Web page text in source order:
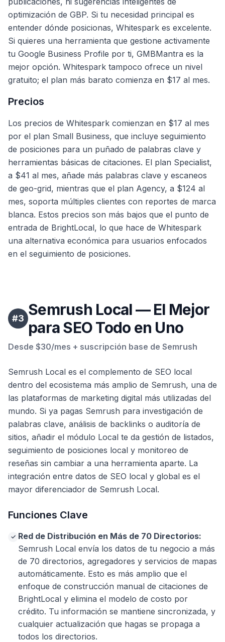
optimización de GBP. Si tu necesidad principal es
entender dónde posicionas, Whitespark es excelente.
Si quieres una herramienta que gestione activamente
tu Google Business Profile por ti, GMBMantra es la
mejor opción. Whitespark tampoco ofrece un nivel
gratuito; el plan más barato comienza en $17 al mes.
Precios
Los precios de Whitespark comienzan en $17 al mes
por el plan Small Business, que incluye seguimiento
de posiciones para un puñado de palabras clave y
herramientas básicas de citaciones. El plan Specialist,
a $41 al mes, añade más palabras clave y escaneos
de geo-grid, mientras que el plan Agency, a $124 al
mes, soporta múltiples clientes con reportes de marca
blanca. Estos precios son más bajos que el punto de
entrada de BrightLocal, lo que hace de Whitespark
una alternativa económica para usuarios enfocados
en el seguimiento de posiciones.
#3 Semrush Local — El Mejor
para SEO Todo en Uno
Desde $30/mes + suscripción base de Semrush
Semrush Local es el complemento de SEO local
dentro del ecosistema más amplio de Semrush, una de
las plataformas de marketing digital más utilizadas del
mundo. Si ya pagas Semrush para investigación de
palabras clave, análisis de backlinks o auditoría de
sitios, añadir el módulo Local te da gestión de listados,
seguimiento de posiciones local y monitoreo de
reseñas sin cambiar a una herramienta aparte. La
integración entre datos de SEO local y global es el
mayor diferenciador de Semrush Local.
Funciones Clave
✓ Red de Distribución en Más de 70 Directorios:
Semrush Local envía los datos de tu negocio a más
de 70 directorios, agregadores y servicios de mapas
automáticamente. Esto es más amplio que el
enfoque de construcción manual de citaciones de
BrightLocal y elimina el modelo de costo por
crédito. Tu información se mantiene sincronizada, y
cualquier actualización que hagas se propaga a
todos los directorios.